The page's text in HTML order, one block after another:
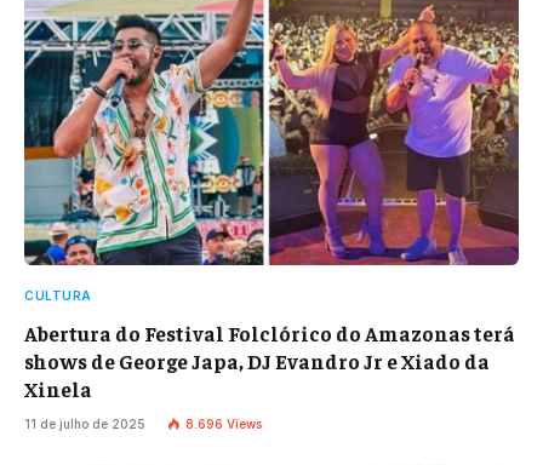
CULTURA
Abertura do Festival Folclórico do Amazonas terá
shows de George Japa, DJ Evandro Jr e Xiado da
Xinela
11 de julho de 2025 8.696 Views